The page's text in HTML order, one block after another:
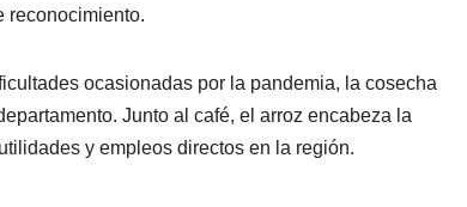
reconocimiento.
ocasionadas por la pandemia, la cosecha
Junto al café, el arroz encabeza la
y empleos directos en la región.